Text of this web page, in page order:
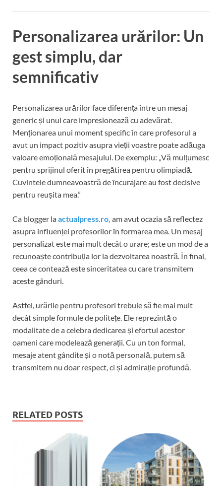
Personalizarea urărilor: Un
gest simplu, dar
semnificativ
Personalizarea urărilor face diferența între un mesaj
generic și unul care impresionează cu adevărat.
Menționarea unui moment specific în care profesorul a
avut un impact pozitiv asupra vieții voastre poate adăuga
valoare emoțională mesajului. De exemplu: „Vă mulțumesc
pentru sprijinul oferit în pregătirea pentru olimpiadă.
Cuvintele dumneavoastră de încurajare au fost decisive
pentru reușita mea.”
Ca blogger laactualpress.ro, am avut ocazia să reflectez
asupra influenței profesorilor în formarea mea. Un mesaj
personalizat este mai mult decât o urare; este un mod de a
recunoaște contribuția lor la dezvoltarea noastră. În final,
ceea ce contează este sinceritatea cu care transmitem
aceste gânduri.
Astfel, urările pentru profesori trebuie să fie mai mult
decât simple formule de politețe. Ele reprezintă o
modalitate de a celebra dedicarea și efortul acestor
oameni care modelează generații. Cu un ton formal,
mesaje atent gândite și o notă personală, putem să
transmitem nu doar respect, ci și admirație profundă.
RELATED POSTS